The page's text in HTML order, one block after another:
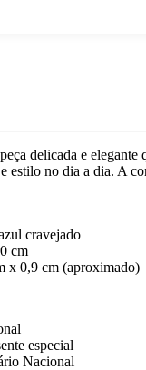
delicada e elegante
estilo no dia a dia. A
cravejado
cm
x 0,9 cm (aproximado)
especial
Nacional